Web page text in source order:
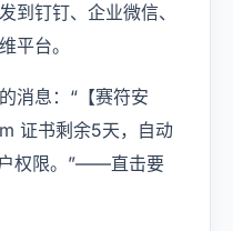
到钉钉、企业微信、
平台。
消息：“【赛符安
证书剩余5天，自动
权限。”——直击要